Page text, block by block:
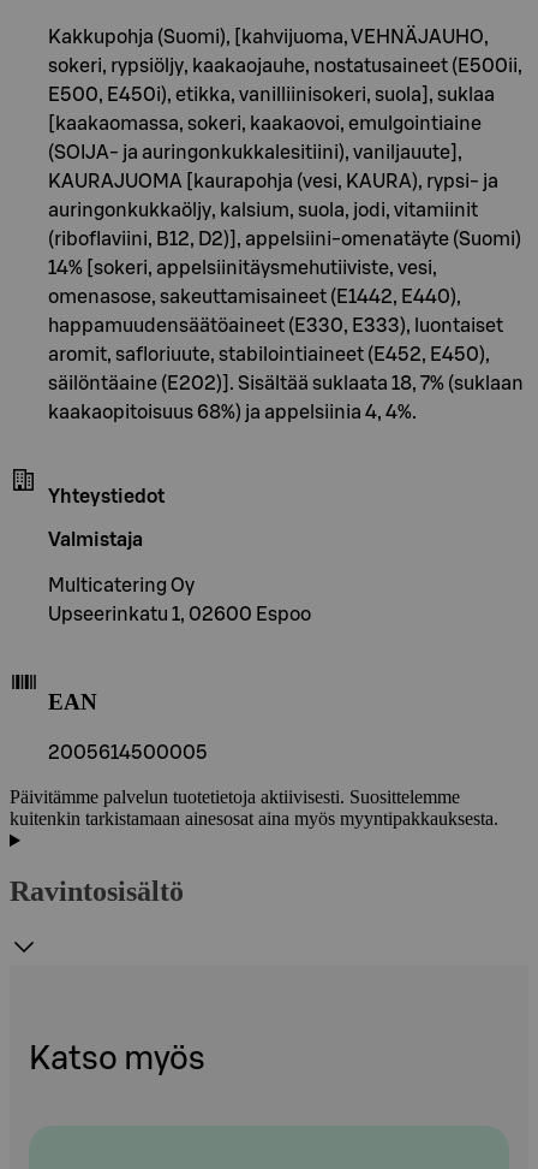
Kakkupohja (Suomi), [kahvijuoma, VEHNÄJAUHO,
sokeri, rypsiöljy, kaakaojauhe, nostatusaineet (E500ii,
E500, E450i), etikka, vanilliinisokeri, suola], suklaa
[kaakaomassa, sokeri, kaakaovoi, emulgointiaine
(SOIJA- ja auringonkukkalesitiini), vaniljauute],
KAURAJUOMA [kaurapohja (vesi, KAURA), rypsi- ja
auringonkukkaöljy, kalsium, suola, jodi, vitamiinit
(riboflaviini, B12, D2)], appelsiini-omenatäyte (Suomi)
14% [sokeri, appelsiinitäysmehutiiviste, vesi,
omenasose, sakeuttamisaineet (E1442, E440),
happamuudensäätöaineet (E330, E333), luontaiset
aromit, safloriuute, stabilointiaineet (E452, E450),
säilöntäaine (E202)]. Sisältää suklaata 18, 7% (suklaan
kaakaopitoisuus 68%) ja appelsiinia 4, 4%.
Yhteystiedot
Valmistaja
Multicatering Oy
Upseerinkatu 1, 02600 Espoo
EAN
2005614500005
Päivitämme palvelun tuotetietoja aktiivisesti. Suosittelemme
kuitenkin tarkistamaan ainesosat aina myös myyntipakkauksesta.
Ravintosisältö
Katso myös